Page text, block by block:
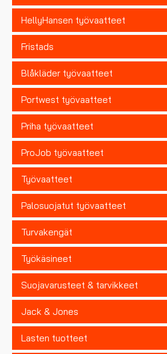
HellyHansen työvaatteet
Fristads
Blåkläder työvaatteet
Portwest työvaatteet
Priha työvaatteet
ProJob työvaatteet
Työvaatteet
Palosuojatut työvaatteet
Turvakengät
Työkäsineet
Suojavarusteet & tarvikkeet
Jack & Jones
Lasten tuotteet